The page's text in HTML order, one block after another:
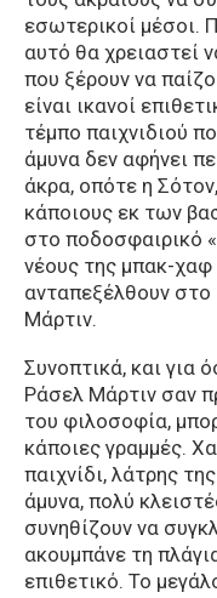
εσωτερικοί μέσοι.
αυτό θα χρειαστεί
που ξέρουν να
είναι ικανοί
τέμπο παιχνιδιού
άμυνα δεν αφήνει
άκρα, οπότε η
κάποιους εκ των
στο ποδοσφαιρικό
νέους της μπακ-χαφ
ανταπεξέλθουν στο
Μάρτιν.
Συνοπτικά, και για
Ράσελ Μάρτιν σαν
του φιλοσοφία,
κάποιες γραμμές.
παιχνίδι, λάτρης
άμυνα, πολύ
συνηθίζουν να
ακουμπάνε τη
επιθετικό. Το